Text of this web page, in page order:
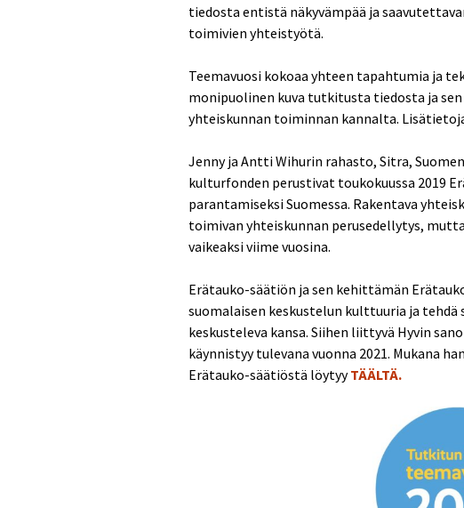
tiedosta entistä näkyvämpää ja
toimivien yhteistyötä.
Teemavuosi kokoaa yhteen tapahtumia ja
monipuolinen kuva tutkitusta tiedosta ja
yhteiskunnan toiminnan kannalta.
Jenny ja Antti Wihurin rahasto, Sitra,
kulturfonden perustivat toukokuussa 2019
parantamiseksi Suomessa. Rakentava
toimivan yhteiskunnan perusedellytys,
vaikeaksi viime vuosina.
Erätauko-säätiön ja sen kehittämän
suomalaisen keskustelun kulttuuria ja
keskusteleva kansa. Siihen liittyvä Hyvin
käynnistyy tulevana vuonna 2021. Mukana
Erätauko-säätiöstä löytyyTÄÄLTÄ.